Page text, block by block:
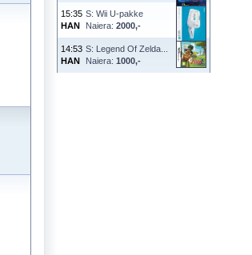
15:35
HAN
S: Wii U-pakke
Naiera: 2000,-
14:53
HAN
S: Legend Of Zelda...
Naiera: 1000,-